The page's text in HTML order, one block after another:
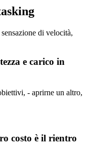
di velocità,
e carico in
- aprirne un altro,
costo è il rientro